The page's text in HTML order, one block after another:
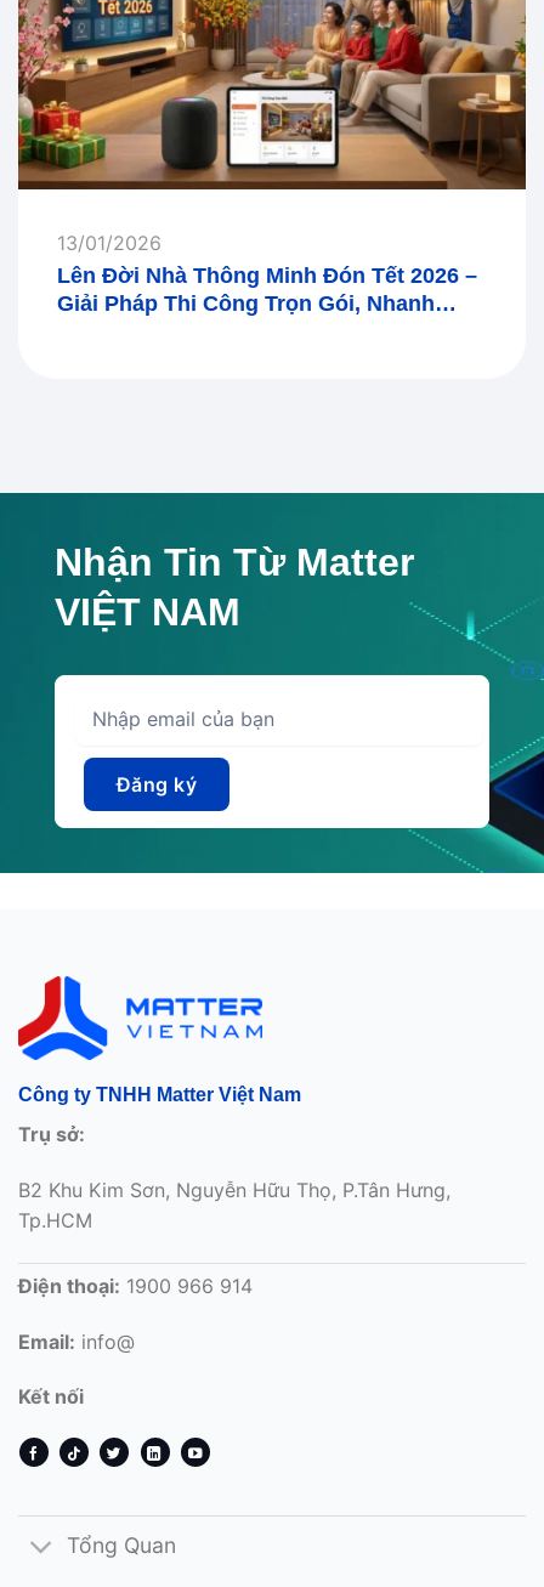
Lên Đời Nhà Thông Minh Đón Tết 2026 –
Giải Pháp Thi Công Trọn Gói, Nhanh
13/01/2026
Nhận Tin Từ Matter
VIỆT NAM
Công ty TNHH Matter Việt Nam
Trụ sở:
B2 Khu Kim Sơn, Nguyễn Hữu Thọ, P.Tân Hưng,
Tp.HCM
Điện thoại: 1900 966 914
Email: info@
Kết nối
Tổng Quan